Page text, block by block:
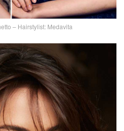
– Hairstylist: Medavita